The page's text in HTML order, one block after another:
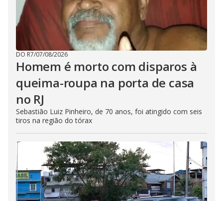
DO R7/07/08/2026
Homem é morto com disparos à
queima-roupa na porta de casa
no RJ
Sebastião Luiz Pinheiro, de 70 anos, foi atingido com seis
tiros na região do tórax